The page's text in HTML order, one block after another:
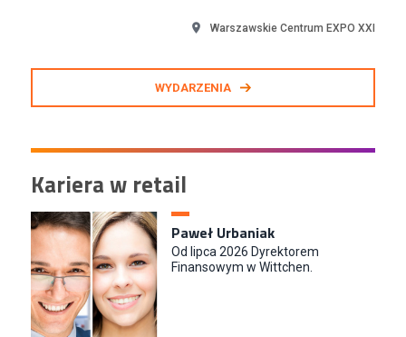
Warszawskie Centrum EXPO XXI
WYDARZENIA
Kariera w retail
Paweł Urbaniak
Od lipca 2026 Dyrektorem
Finansowym w Wittchen.